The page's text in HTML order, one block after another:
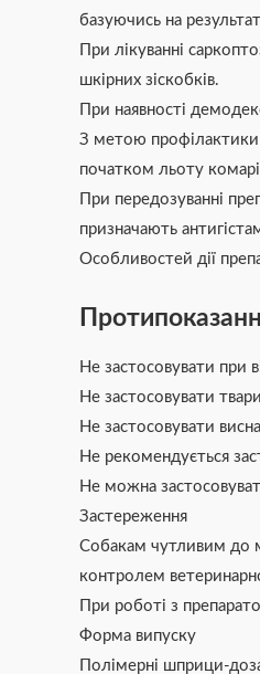
базуючись на
При лікуванні
шкірних зіскобків.
При наявності
З метою профілактики
початком льоту
При передозуванні
призначають
Особливостей дії
Не застосовувати при
Не застосовувати
Не застосовувати
Не рекомендується
Не можна
Застереження
Собакам чутливим до
контролем
При роботі з
Форма випуску
Полімерні шприци-